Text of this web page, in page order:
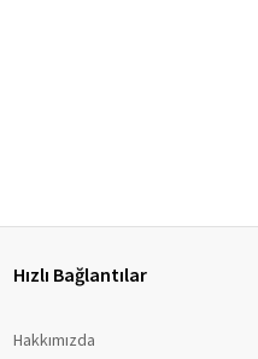
Hızlı Bağlantılar
Hakkımızda